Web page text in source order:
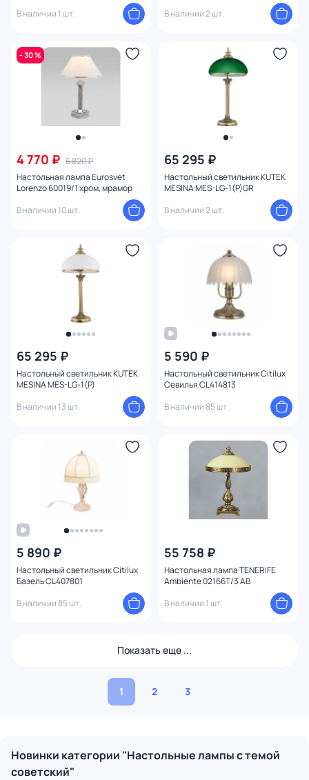
В наличии 1 шт.
В наличии 2 шт.
- 30 %
4 770 ₽ 6 820 ₽
Настольная лампа Eurosvet
Lorenzo 60019/1 хром, мрамор
В наличии 10 шт.
65 295 ₽
Настольный светильник KUTEK
MESINA MES-LG-1(P)GR
В наличии 2 шт.
65 295 ₽
Настольный светильник KUTEK
MESINA MES-LG-1(P)
В наличии 13 шт.
5 590 ₽
Настольный светильник Citilux
Севилья CL414813
В наличии 85 шт.
5 890 ₽
Настольный светильник Citilux
Базель CL407801
В наличии 85 шт.
55 758 ₽
Настольная лампа TENERIFE
Ambiente 02166T/3 AB
В наличии 1 шт.
Показать еще ...
1 2 3
Новинки категории "Настольные лампы с темой
советский"